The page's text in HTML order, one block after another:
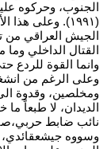
الجنوب، وحركوه
(١٩٩١). وعلى هذا الأساس نگدر نگول ان
القتال الداخلي
وانما القوة للردع
وعلى الرغم من
ومخلصين، وقدوة
نائب ضابط
وسووه جيشعقائدي،